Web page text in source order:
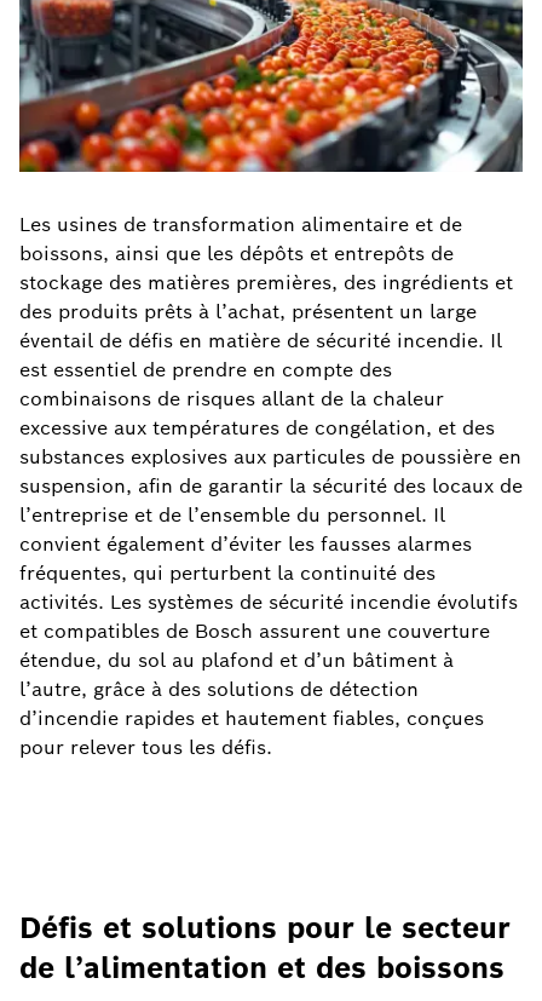
Les usines de transformation alimentaire et de
boissons, ainsi que les dépôts et entrepôts de
stockage des matières premières, des ingrédients et
des produits prêts à l’achat, présentent un large
éventail de défis en matière de sécurité incendie. Il
est essentiel de prendre en compte des
combinaisons de risques allant de la chaleur
excessive aux températures de congélation, et des
substances explosives aux particules de poussière en
suspension, afin de garantir la sécurité des locaux de
l’entreprise et de l’ensemble du personnel. Il
convient également d’éviter les fausses alarmes
fréquentes, qui perturbent la continuité des
activités. Les systèmes de sécurité incendie évolutifs
et compatibles de Bosch assurent une couverture
étendue, du sol au plafond et d’un bâtiment à
l’autre, grâce à des solutions de détection
d’incendie rapides et hautement fiables, conçues
pour relever tous les défis.
Défis et solutions pour le secteur
de l’alimentation et des boissons